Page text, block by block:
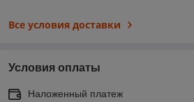
Все условия доставки
Условия оплаты
Наложенный платеж